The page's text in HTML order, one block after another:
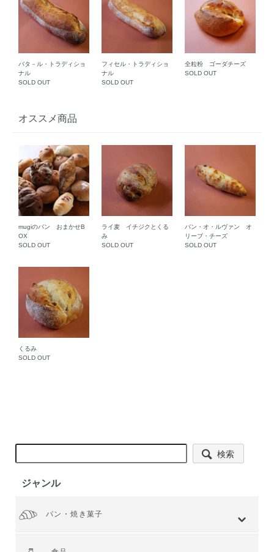
バタ－ル・トラディショ
ナル
SOLD OUT
フィセル・トラディショ
ナル
SOLD OUT
全粒粉 ゴーダチーズ
SOLD OUT
オススメ商品
mugiのパン おまかせB
OX
SOLD OUT
ライ麦 イチジクとくる
み
SOLD OUT
パン・オ・ルヴァン オ
リーブ・チーズ
SOLD OUT
くるみ
SOLD OUT
検索
ジャンル
パン・焼き菓子